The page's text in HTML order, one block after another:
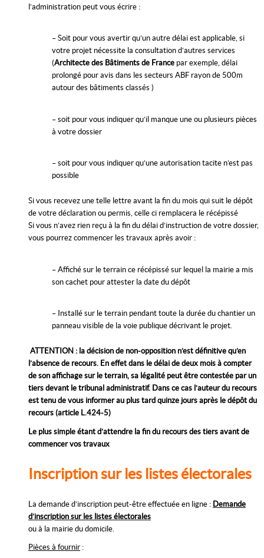
l’administration peut vous écrire :
– Soit pour vous avertir qu’un autre délai est applicable, si
votre projet nécessite la consultation d’autres services
(Architecte des Bâtiments de France par exemple, délai
prolongé pour avis dans les secteurs ABF rayon de 500m
autour des bâtiments classés )
– soit pour vous indiquer qu’il manque une ou plusieurs pièces
à votre dossier
– soit pour vous indiquer qu’une autorisation tacite n’est pas
possible
Si vous recevez une telle lettre avant la fin du mois qui suit le dépôt
de votre déclaration ou permis, celle ci remplacera le récépissé
Si vous n’avez rien reçu à la fin du délai d’instruction de votre dossier,
vous pourrez commencer les travaux après avoir :
– Affiché sur le terrain ce récépissé sur lequel la mairie a mis
son cachet pour attester la date du dépôt
– Installé sur le terrain pendant toute la durée du chantier un
panneau visible de la voie publique décrivant le projet.
ATTENTION : la décision de non-opposition n’est définitive qu’en
l’absence de recours. En effet dans le délai de deux mois à compter
de son affichage sur le terrain, sa légalité peut être contestée par un
tiers devant le tribunal administratif. Dans ce cas l’auteur du recours
est tenu de vous informer au plus tard quinze jours après le dépôt du
recours (article L.424-5)
Le plus simple étant d’attendre la fin du recours des tiers avant de
commencer vos travaux
Inscription sur les listes électorales
La demande d’inscription peut-être effectuée en ligne : Demande
d’inscription sur les listes électorales
ou à la mairie du domicile.
Pièces à fournir :